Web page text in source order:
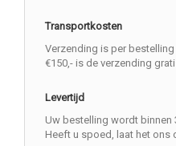
Transportkosten
Verzending is per
€150,- is de verzending
Levertijd
Uw bestelling wordt
Heeft u spoed, laat het ons